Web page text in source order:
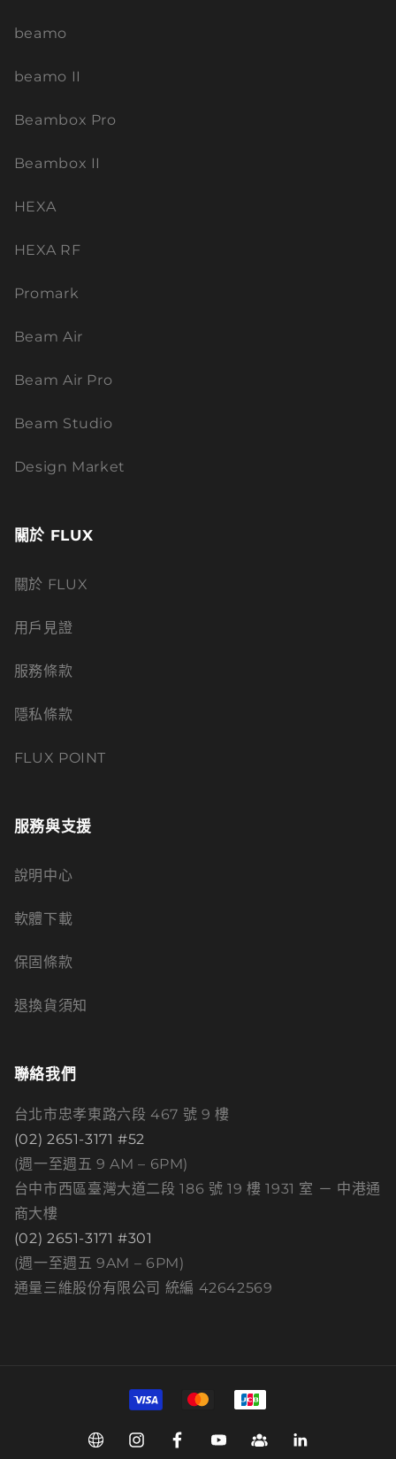
beamo
beamo II
Beambox Pro
Beambox II
HEXA
HEXA RF
Promark
Beam Air
Beam Air Pro
Beam Studio
Design Market
關於 FLUX
關於 FLUX
用戶見證
服務條款
隱私條款
FLUX POINT
服務與支援
說明中心
軟體下載
保固條款
退換貨須知
聯絡我們
台北市忠孝東路六段 467 號 9 樓
(02) 2651-3171 #52
(週一至週五 9 AM – 6PM)
台中市西區臺灣大道二段 186 號 19 樓 1931 室 － 中港通
商大樓
(02) 2651-3171 #301
(週一至週五 9AM – 6PM)
通量三維股份有限公司 統編 42642569
Web InstagramFacebookYouTubeGroup Linkedin